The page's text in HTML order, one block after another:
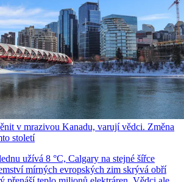
v mrazivou Kanadu, varují vědci. Změna
století
užívá 8 °C, Calgary na stejné šířce
mírných evropských zim skrývá obří